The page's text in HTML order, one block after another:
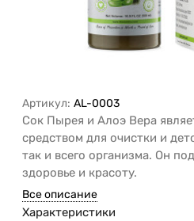
Артикул: AL-0003
Сок Пырея и Алоэ Вера
средством для очистки и
так и всего организма. Он
здоровье и красоту.
Все описание
Характеристики